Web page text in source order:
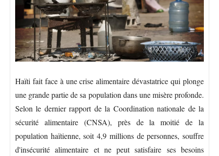
Haïti fait face à une crise alimentaire dévastatrice qui plonge
une grande partie de sa population dans une misère profonde.
Selon le dernier rapport de la Coordination nationale de la
sécurité alimentaire (CNSA), près de la moitié de la
population haïtienne, soit 4,9 millions de personnes, souffre
d'insécurité alimentaire et ne peut satisfaire ses besoins